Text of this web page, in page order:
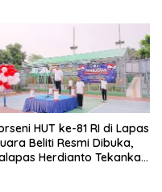
HUT ke-81 RI di Lapas
Beliti Resmi Dibuka,
Herdianto Tekankan